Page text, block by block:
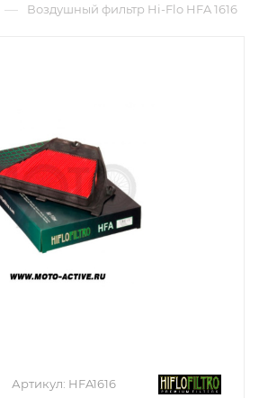
— Воздушный фильтр Hi-Flo HFA 1616
Артикул: HFA1616